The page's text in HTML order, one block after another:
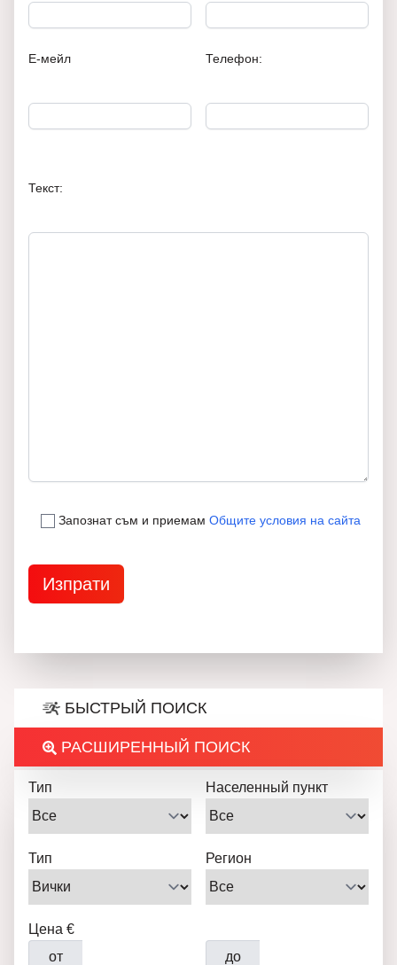
Е-мейл Телефон:
Текст:
Запознат съм и приемам Общите условия на сайта
БЫСТРЫЙ ПОИСК
РАСШИРЕННЫЙ ПОИСК
Тип Населенный пункт
Тип Регион
Цена €
от
до